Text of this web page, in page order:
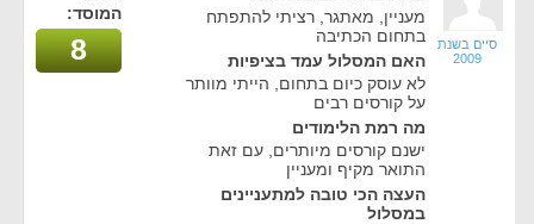
סיים בשנת
2009
מעניין, מאתגר, רציתי להתפתח
בתחום הכתיבה
האם המסלול עמד בציפיות
לא עוסק כיום בתחום, הייתי מוותר
על קורסים רבים
מה רמת הלימודים
ישנם קורסים מיותרים, עם זאת
התואר מקיף ומעניין
העצה הכי טובה למתעניינים
במסלול
המוסד:
8